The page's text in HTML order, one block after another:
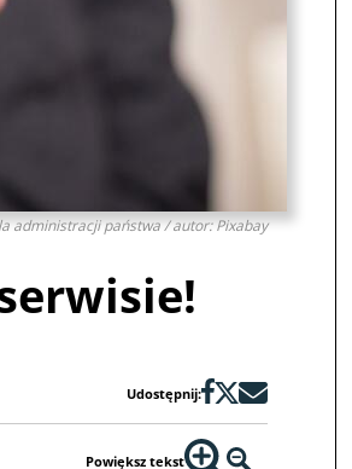
administracji państwa / autor: Pixabay
Udostępnij:
Powiększ tekst